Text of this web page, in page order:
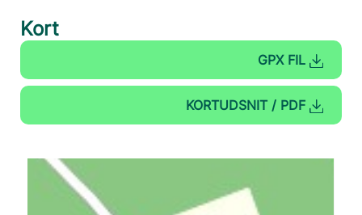
Kort
GPX FIL
KORTUDSNIT / PDF